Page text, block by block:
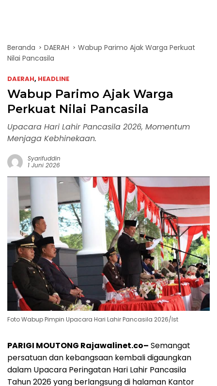
Beranda DAERAH
Wabup Parimo Ajak Warga Perkuat
Nilai Pancasila
DAERAH, HEADLINE
Wabup Parimo Ajak Warga
Perkuat Nilai Pancasila
Upacara Hari Lahir Pancasila 2026, Momentum
Menjaga Kebhinekaan.
Syarifuddin
1 Juni 2026
Foto Wabup Pimpin Upacara Hari Lahir Pancasila 2026/Ist
PARIGI MOUTONG Rajawalinet.co– Semangat
persatuan dan kebangsaan kembali digaungkan
dalam Upacara Peringatan Hari Lahir Pancasila
Tahun 2026 yang berlangsung di halaman Kantor